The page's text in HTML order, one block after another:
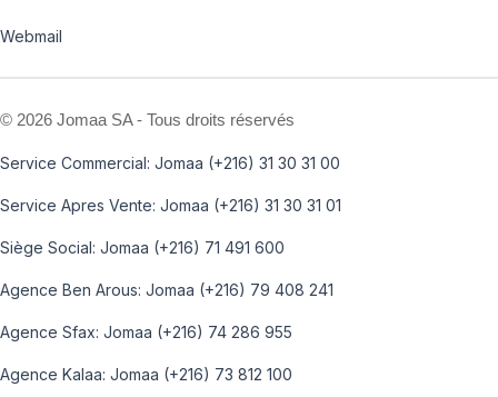
Webmail
© 2026 Jomaa SA - Tous droits réservés
Service Commercial: Jomaa (+216) 31 30 31 00
Service Apres Vente: Jomaa (+216) 31 30 31 01
Siège Social: Jomaa (+216) 71 491 600
Agence Ben Arous: Jomaa (+216) 79 408 241
Agence Sfax: Jomaa (+216) 74 286 955
Agence Kalaa: Jomaa (+216) 73 812 100